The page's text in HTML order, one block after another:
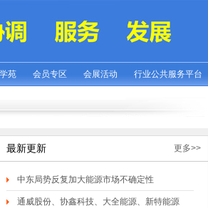
苑 会员专区 会展活动 行业公共服务平台
更多>>
最新更新
中东局势反复加大能源市场不确定性
通威股份、协鑫科技、大全能源、新特能源